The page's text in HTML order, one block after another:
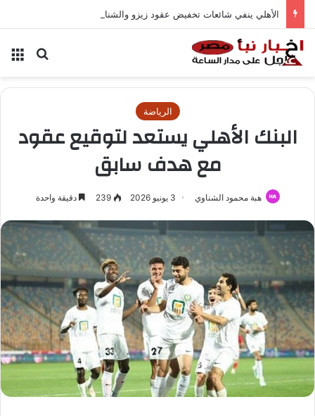
الأهلي ينفي شائعات تخفيض عقود زيزو والشناوي
بحث
الرياضة
البنك الأهلي يستعد لتوقيع عقود
مع هدف سابق
هبة محمود الشناوي 3 يونيو 2026 239 دقيقة واحدة